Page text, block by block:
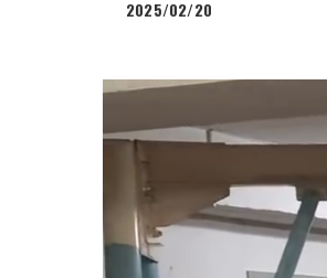
2025/02/20